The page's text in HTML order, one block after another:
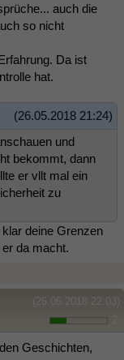
auch die
so nicht
Da ist
hat.
(26.05.2018 21:24)
und
bekommt, dann
er vllt mal ein
zu
deine Grenzen
da macht.
(26.05.2018 22:03)
Geschichten,